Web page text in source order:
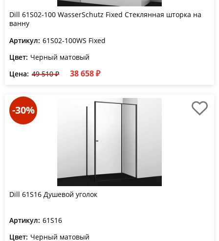
Dill 61S02-100 WasserSchutz Fixed Стеклянная шторка на
ванну
Артикул: 61S02-100WS Fixed
Цвет: Черный матовый
Цена: 49 510 ₽ 38 658 ₽
-30%
Dill 61S16 Душевой уголок
Артикул: 61S16
Цвет: Черный матовый